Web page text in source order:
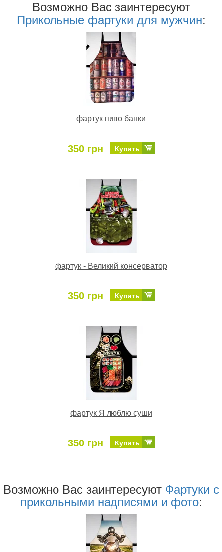
Возможно Ваc заинтересуют
Прикольные фартуки для мужчин:
фартук пиво банки
350 грн Купить
фартук - Великий консерватор
350 грн Купить
фартук Я люблю суши
350 грн Купить
Возможно Ваc заинтересуют Фартуки с
прикольными надписями и фото: